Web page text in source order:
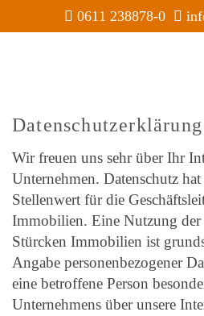
0611 238878-0
Datenschutzerklärung
Wir freuen uns sehr über Ihr
Unternehmen. Datenschutz
Stellenwert für die
Immobilien. Eine Nutzung der
Stürcken Immobilien ist
Angabe personenbezogener
eine betroffene Person
Unternehmens über unsere